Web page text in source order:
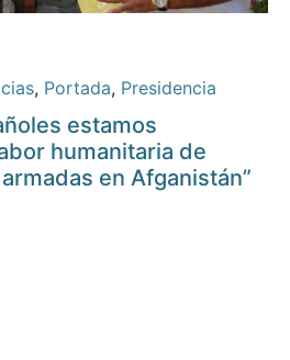
, Portada, Presidencia
estamos
humanitaria de
en Afganistán”